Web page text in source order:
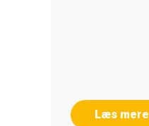
Læs mere